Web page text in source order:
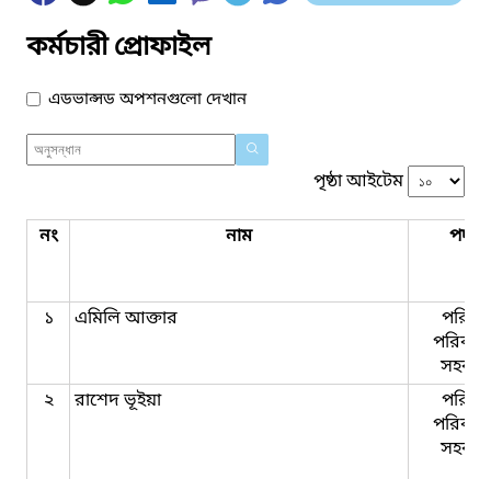
কর্মচারী প্রোফাইল
এডভান্সড অপশনগুলো দেখান
পৃষ্ঠা আইটেম
নং নাম পদবি
১ এমিলি আক্তার
২
রাশেদ ভূইয়া